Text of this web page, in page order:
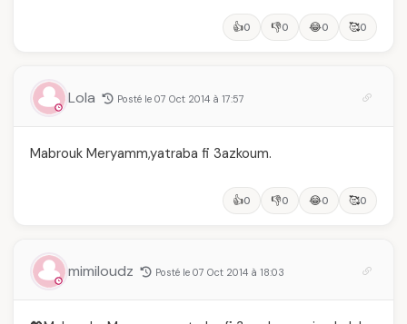
👍0 👎0 😂0 🥰0
Lola Posté le 07 Oct 2014 à 17:57
Mabrouk Meryamm,yatraba fi 3azkoum.
👍0 👎0 😂0 🥰0
mimiloudz Posté le 07 Oct 2014 à 18:03